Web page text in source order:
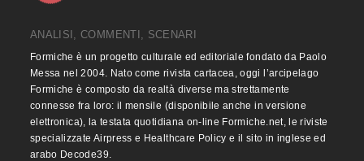
ANALISI, COMMENTI, SCENARI
Formiche è un progetto culturale ed editoriale fondato da Paolo
Messa nel 2004. Nato come rivista cartacea, oggi l’arcipelago
Formiche è composto da realtà diverse ma strettamente
connesse fra loro: il mensile (disponibile anche in versione
elettronica), la testata quotidiana on-line Formiche.net, le riviste
specializzate Airpress e Healthcare Policy e il sito in inglese ed
arabo Decode39.